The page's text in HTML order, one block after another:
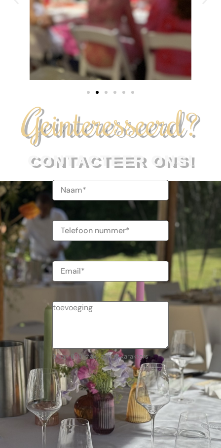
Geinteresseerd?
CONTACTEER ONS!
Naam(Vereist)
Telefoonnummer
E-
mailadres
0 van 600 max. aantal karakters